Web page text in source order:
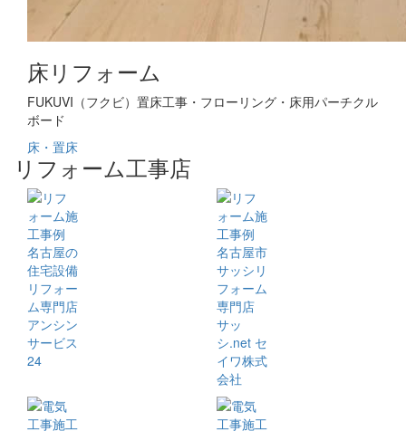
床リフォーム
FUKUVI（フクビ）置床工事・フローリング・床用パーチクル
ボード
床・置床
リフォーム工事店